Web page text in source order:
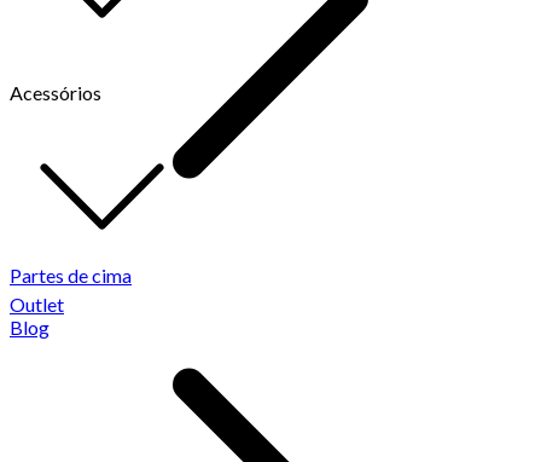
Acessórios
Outlet
Blog
Partes de cima